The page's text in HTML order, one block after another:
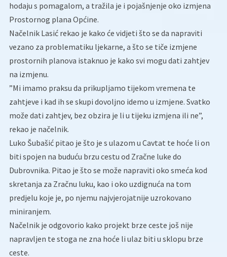
hodaju s pomagalom, a tražila je i pojašnjenje oko izmjena
Prostornog plana Općine.
Načelnik Lasić rekao je kako će vidjeti što se da napraviti
vezano za problematiku ljekarne, a što se tiče izmjene
prostornih planova istaknuo je kako svi mogu dati zahtjev
na izmjenu.
”Mi imamo praksu da prikupljamo tijekom vremena te
zahtjeve i kad ih se skupi dovoljno idemo u izmjene. Svatko
može dati zahtjev, bez obzira je li u tijeku izmjena ili ne”,
rekao je načelnik.
Luko Šubašić pitao je što je s ulazom u Cavtat te hoće li on
biti spojen na buduću brzu cestu od Zračne luke do
Dubrovnika. Pitao je što se može napraviti oko smeća kod
skretanja za Zračnu luku, kao i oko uzdignuća na tom
predjelu koje je, po njemu najvjerojatnije uzrokovano
miniranjem.
Načelnik je odgovorio kako projekt brze ceste još nije
napravljen te stoga ne zna hoće li ulaz biti u sklopu brze
ceste.